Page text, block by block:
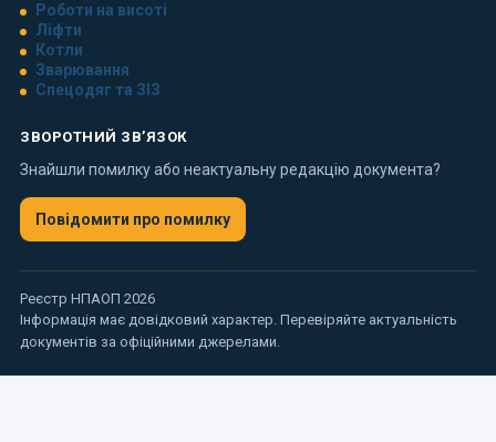
Роботи на висоті
Ліфти
Котли
Зварювання
Спецодяг та ЗІЗ
ЗВОРОТНИЙ ЗВ’ЯЗОК
Знайшли помилку або неактуальну редакцію документа?
Повідомити про помилку
Реєстр НПАОП 2026
Інформація має довідковий характер. Перевіряйте актуальність
документів за офіційними джерелами.